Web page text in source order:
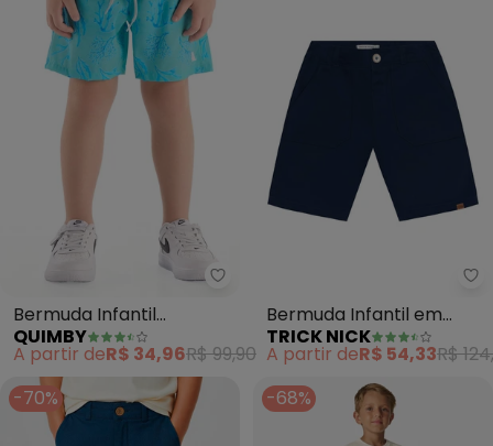
Quimby - Bermuda Infantil
Bermuda Infantil
Microfibra Tropical (Azul)
QUIMBY
A partir deR$ 34,96R$ 99,90
Bermuda Infantil em
Sarja Cotton (Azul)
TRICK NICK
A partir deR$ 54,33R$
-70%
-68%